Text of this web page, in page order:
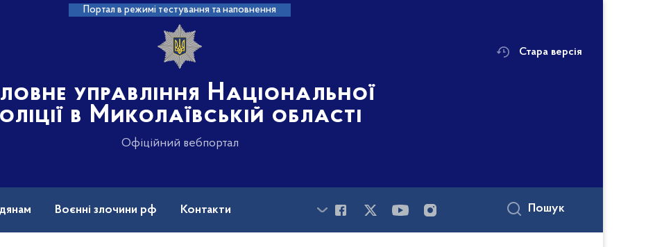
Портал в режимі тестування та наповнення
управління Національної
в Миколаївській області
Офіційний вебпортал
Стара версія
Воєнні злочини рф Контакти Пошук